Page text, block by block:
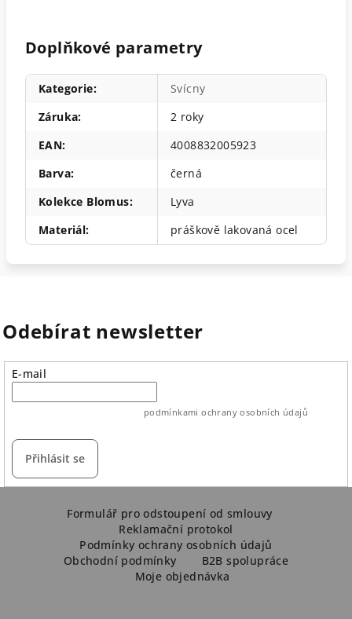
Doplňkové parametry
Kategorie:
Svícny
Záruka:
2 roky
EAN:
4008832005923
Barva:
černá
Kolekce Blomus:
Lyva
Materiál: práškově lakovaná ocel
Odebírat newsletter
E-mail
podmínkami ochrany osobních údajů
Přihlásit se
Formulář pro odstoupení od smlouvy
Reklamační protokol
Podmínky ochrany osobních údajů
Obchodní podmínky
B2B spolupráce
Moje objednávka